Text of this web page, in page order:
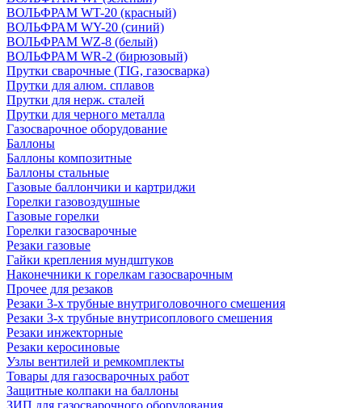
ВОЛЬФРАМ WT-20 (красный)
ВОЛЬФРАМ WY-20 (синий)
ВОЛЬФРАМ WZ-8 (белый)
ВОЛЬФРАМ WR-2 (бирюзовый)
Прутки сварочные (TIG, газосварка)
Прутки для алюм. сплавов
Прутки для нерж. сталей
Прутки для черного металла
Газосварочное оборудование
Баллоны
Баллоны композитные
Баллоны стальные
Газовые баллончики и картриджи
Горелки газовоздушные
Газовые горелки
Горелки газосварочные
Резаки газовые
Гайки крепления мундштуков
Наконечники к горелкам газосварочным
Прочее для резаков
Резаки 3-х трубные внутриголовочного смешения
Резаки 3-х трубные внутрисоплового смешения
Резаки инжекторные
Резаки керосиновые
Узлы вентилей и ремкомплекты
Товары для газосварочных работ
Защитные колпаки на баллоны
ЗИП для газосварочного оборудования